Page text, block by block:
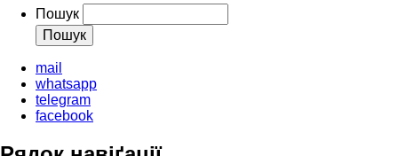
Пошук
mail
whatsapp
telegram
facebook